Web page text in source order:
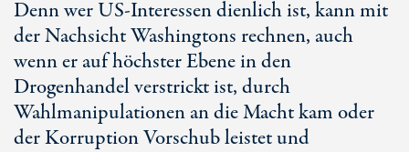
Denn wer US-Interessen dienlich ist, kann mit
der Nachsicht Washingtons rechnen, auch
wenn er auf höchster Ebene in den
Drogenhandel verstrickt ist, durch
Wahlmanipulationen an die Macht kam oder
der Korruption Vorschub leistet und